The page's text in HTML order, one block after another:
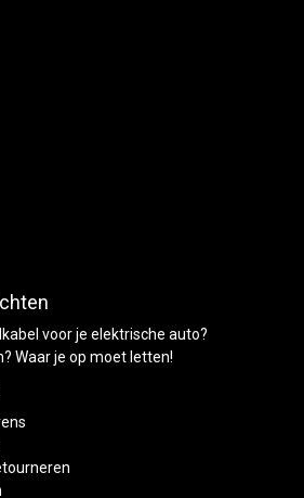
voor je elektrische auto?
Waar je op moet letten!